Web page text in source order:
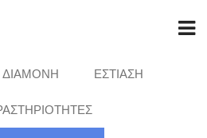
ΔΙΑΜΟΝΗ ΕΣΤΙΑΣΗ